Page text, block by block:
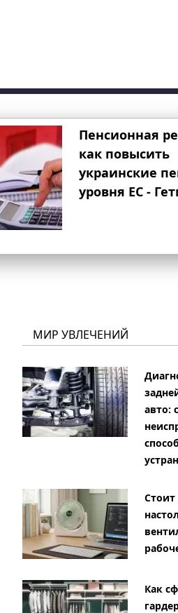
Пенсионная
как повысить
украинские
уровня ЕС -
МИР УВЛЕЧЕНИЙ
авто:
Стоит
Как